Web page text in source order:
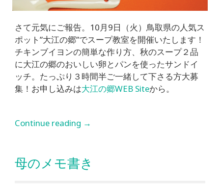
さて元気にご報告。10月9日（火）鳥取県の人気ス
ポット”大江の郷”でスープ教室を開催いたします！
チキンブイヨンの簡単な作り方、秋のスープ２品
に大江の郷のおいしい卵とパンを使ったサンドイ
ッチ。たっぷり３時間半ご一緒して下さる方大募
集！お申し込みは大江の郷WEB Siteから。
Continue reading →
母のメモ書き